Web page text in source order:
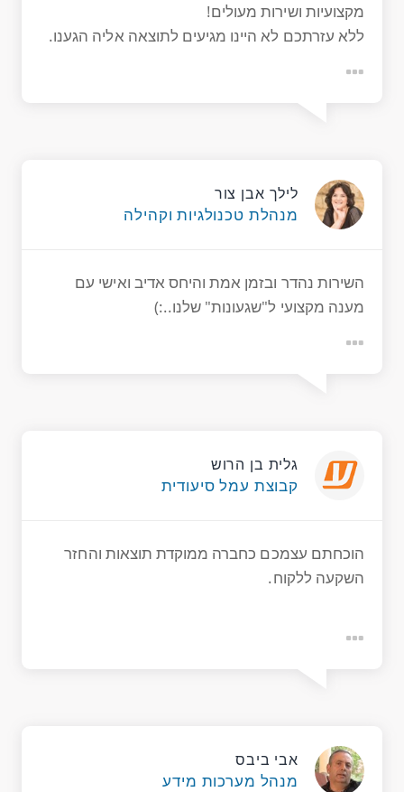
מקצועיות ושירות מעולים!
ללא עזרתכם לא היינו מגיעים לתוצאה אליה הגענו.
לילך אבן צור
מנהלת טכנולגיות וקהילה
השירות נהדר ובזמן אמת והיחס אדיב ואישי עם
מענה מקצועי ל"שגעונות" שלנו..:)
גלית בן הרוש
קבוצת עמל סיעודית
הוכחתם עצמכם כחברה ממוקדת תוצאות והחזר
השקעה ללקוח.
אבי ביבס
מנהל מערכות מידע